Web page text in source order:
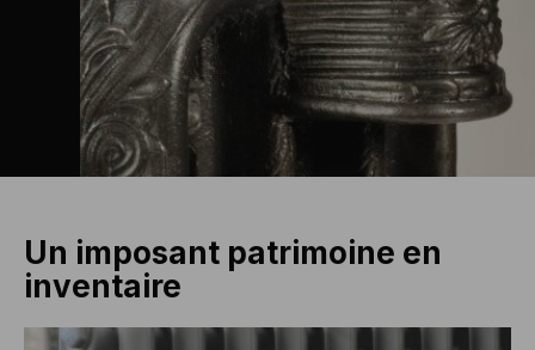
Un imposant patrimoine en
inventaire